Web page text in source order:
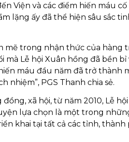
Viện và các điểm hiến máu
lặng ấy đã thể hiện sâu sắc
mẽ trong nhận thức của hàng
mà Lễ hội Xuân hồng đã bền bỉ
máu đầu năm đã trở thành
nhiệm”, PGS Thanh chia sẻ.
xã hội, từ năm 2010, Lễ
lựa chọn là một trong
khai tại tất cả các tỉnh, thành